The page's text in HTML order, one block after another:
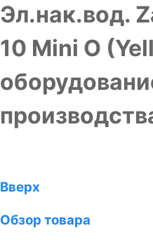
Эл.нак.вод.
10 Mini O
Вверх
Обзор товара